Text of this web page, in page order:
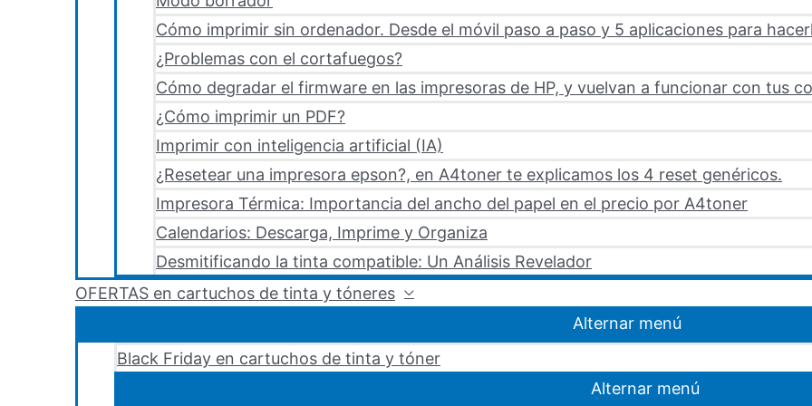
Cómo imprimir sin ordenador. Desde el móvil paso a paso y 5 aplicaciones para
¿Problemas con el cortafuegos?
Cómo degradar el firmware en las impresoras de HP, y vuelvan a funcionar con tus
¿Cómo imprimir un PDF?
Imprimir con inteligencia artificial (IA)
¿Resetear una impresora epson?, en A4toner te explicamos los 4 reset genéricos.
Impresora Térmica: Importancia del ancho del papel en el precio por A4toner
Calendarios: Descarga, Imprime y Organiza
Desmitificando la tinta compatible: Un Análisis Revelador
OFERTAS en cartuchos de tinta y tóneres
Alternar menú
Black Friday en cartuchos de tinta y tóner
Alternar menú